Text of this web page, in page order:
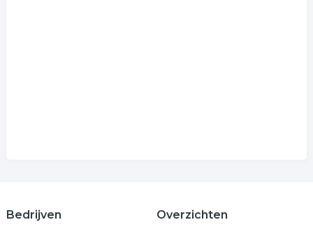
Bedrijven Overzichten